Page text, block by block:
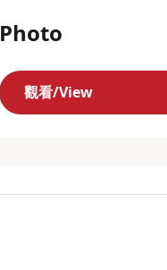
Photo
觀看/View